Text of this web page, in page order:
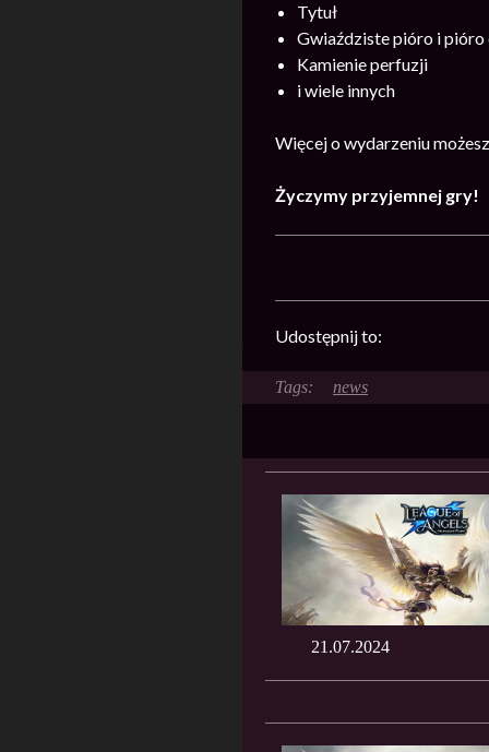
Tytuł
Gwiaździste pióro i pióro
Kamienie perfuzji
i wiele innych
Więcej o wydarzeniu
Życzymy przyjemnej gry!
Udostępnij to:
news
21.07.2024